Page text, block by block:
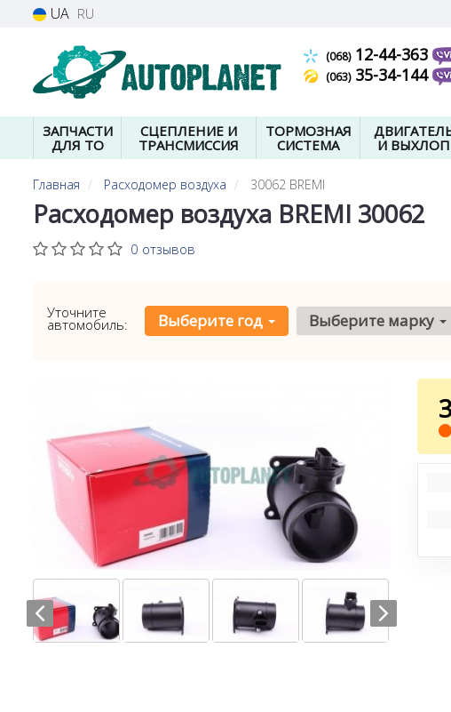
UA RU
(068)12-44-363
(063)35-34-144
ЗАПЧАСТИ
ДЛЯ ТО
СЦЕПЛЕНИЕ И
ТРАНСМИССИЯ
ТОРМОЗНАЯ
СИСТЕМА
И ВЫХЛОП
Главная Расходомер воздуха 30062 BREMI
Расходомер воздуха BREMI 30062
0 отзывов
Уточните
автомобиль: Выберите год Выберите марку